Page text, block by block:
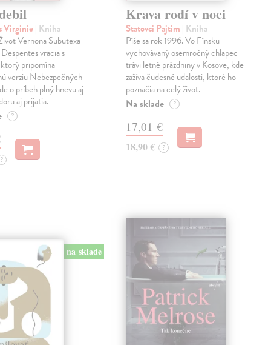
Virginie | Kniha
Vernona Subutexa
vracia s
pripomína
verziu Nebezpečných
o príbeh plný hnevu aj
aj prijatia.
?
?
Krava rodí v noci
Statovci Pajtim | Kniha
Píše sa rok 1996. Vo Fínsku
vychovávaný osemročný chlapec
trávi letné prázdniny v Kosove, kde
zažíva čudesné udalosti, ktoré ho
poznačia na celý život.
Na sklade ?
17,01 €
18,90 € ?
na sklade